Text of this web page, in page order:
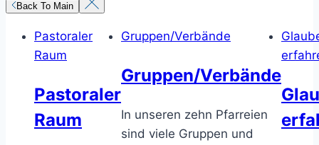
Back To Main
Pastoraler
Raum
Pastoraler
Raum
Gruppen/Verbände
Gruppen/Verbände
In unseren zehn Pfarreien
sind viele Gruppen und